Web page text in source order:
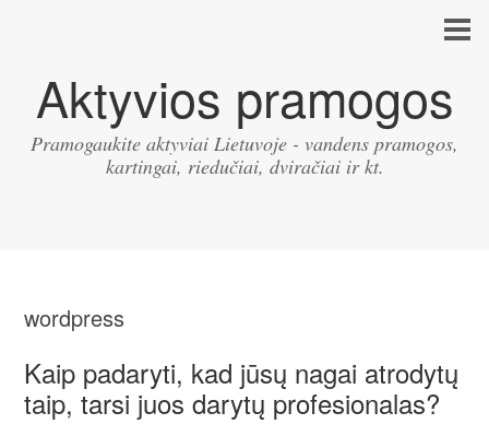
Aktyvios pramogos
Pramogaukite aktyviai Lietuvoje - vandens pramogos,
kartingai, riedučiai, dviračiai ir kt.
wordpress
Kaip padaryti, kad jūsų nagai atrodytų
taip, tarsi juos darytų profesionalas?